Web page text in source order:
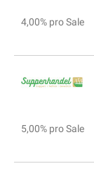
4,00% pro Sale
5,00% pro Sale